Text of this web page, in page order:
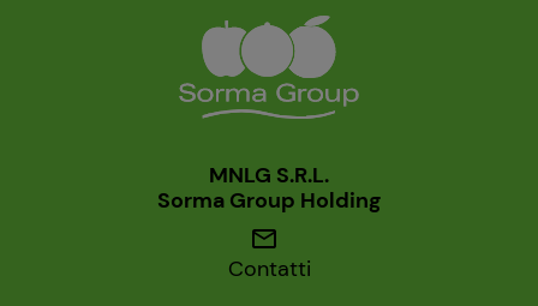
MNLG S.R.L.
Sorma Group Holding
mail
Contatti